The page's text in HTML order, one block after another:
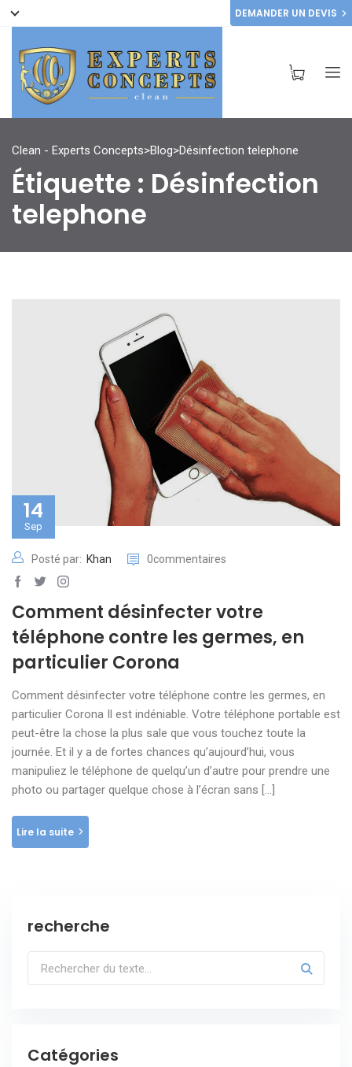
DEMANDER UN DEVIS
Clean - Experts Concepts>Blog>Désinfection telephone
Étiquette : Désinfection
telephone
14
Sep
Posté par: Khan 0commentaires
Comment désinfecter votre
téléphone contre les germes, en
particulier Corona
Comment désinfecter votre téléphone contre les germes, en
particulier Corona Il est indéniable. Votre téléphone portable est
peut-être la chose la plus sale que vous touchez toute la
journée. Et il y a de fortes chances qu’aujourd’hui, vous
manipuliez le téléphone de quelqu’un d’autre pour prendre une
photo ou partager quelque chose à l’écran sans […]
Lire la suite
recherche
Catégories